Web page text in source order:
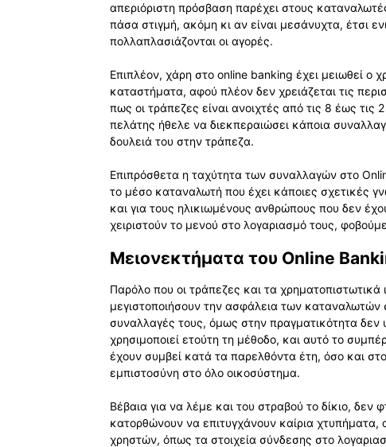
απεριόριστη πρόσβαση παρέχει στους
πάσα στιγμή, ακόμη κι αν είναι μεσάνυχτα, έτσι
πολλαπλασιάζονται οι αγορές.
Επιπλέον, χάρη στο online banking έχει μειωθεί
καταστήματα, αφού πλέον δεν χρειάζεται τις
πως οι τράπεζες είναι ανοιχτές από τις 8 έως
πελάτης ήθελε να διεκπεραιώσει κάποια
δουλειά του στην τράπεζα.
Επιπρόσθετα η ταχύτητα των συναλλαγών στο
το μέσο καταναλωτή που έχει κάποιες σχετικές
και για τους ηλικιωμένους ανθρώπους που δεν
χειριστούν το μενού στο λογαριασμό τους,
Μειονεκτήματα του Online
Παρόλο που οι τράπεζες και τα
μεγιστοποιήσουν την ασφάλεια των καταναλωτών
συναλλαγές τους, όμως στην πραγματικότητα δεν
χρησιμοποιεί ετούτη τη μέθοδο, και αυτό το
έχουν συμβεί κατά τα παρελθόντα έτη, όσο και
εμπιστοσύνη στο όλο οικοσύστημα.
Βέβαια για να λέμε και του στραβού το δίκιο, δεν
κατορθώνουν να επιτυγχάνουν καίρια
χρηστών, όπως τα στοιχεία σύνδεσης στο